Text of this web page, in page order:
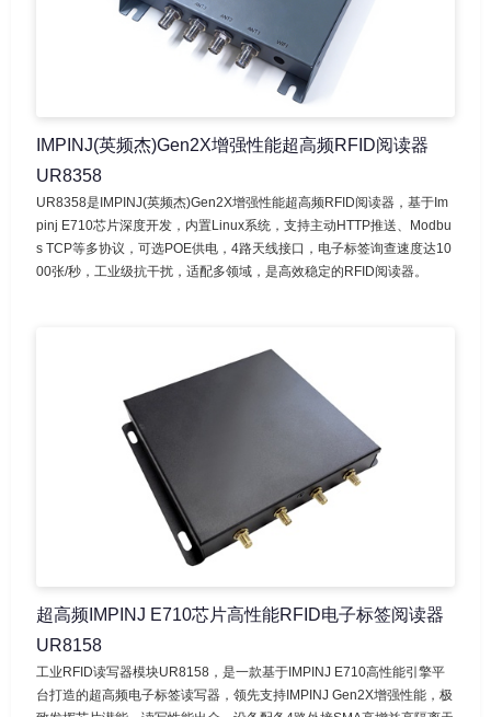
IMPINJ(英频杰)Gen2X增强性能超高频RFID阅读器
UR8358
UR8358是IMPINJ(英频杰)Gen2X增强性能超高频RFID阅读器，基于Im
pinj E710芯片深度开发，内置Linux系统，支持主动HTTP推送、Modbu
s TCP等多协议，可选POE供电，4路天线接口，电子标签询查速度达10
00张/秒，工业级抗干扰，适配多领域，是高效稳定的RFID阅读器。
超高频IMPINJ E710芯片高性能RFID电子标签阅读器
UR8158
工业RFID读写器模块UR8158，是一款基于IMPINJ E710高性能引擎平
台打造的超高频电子标签读写器，领先支持IMPINJ Gen2X增强性能，极